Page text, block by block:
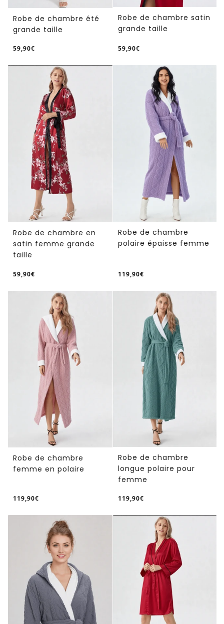
Robe de chambre été
grande taille
59,90€
normal
/
PRIX
Robe de chambre satin
grande taille
59,90€
normal
/
PRIX
UNITAIRE
Robe de chambre en
satin femme grande
taille
59,90€
normal
/
PRIX
Robe de chambre
polaire épaisse femme
119,90€
normal
/
PRIX
Robe de chambre
femme en polaire
119,90€
normal
/
PRIX
Robe de chambre
longue polaire pour
femme
119,90€
normal
/
PRIX